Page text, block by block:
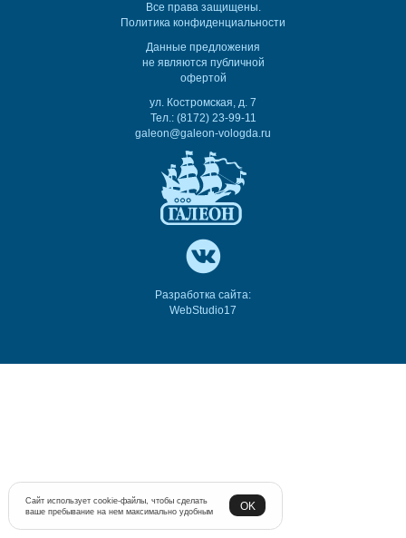
Все права защищены.
Политика конфиденциальности
Данные предложения
не являются публичной
офертой
ул. Костромская, д. 7
Тел.: (8172) 23-99-11
galeon@galeon-vologda.ru
Разработка сайта:
WebStudio17
Сайт использует cookie-файлы, чтобы сделать
ваше пребывание на нем максимально удобным
OK